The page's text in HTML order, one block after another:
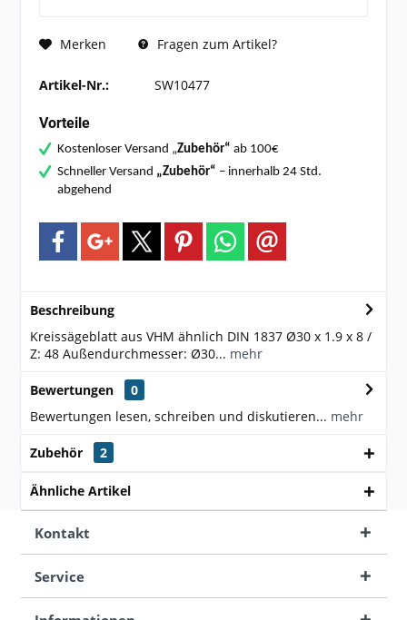
Merken Fragen zum Artikel?
Artikel-Nr.: SW10477
Vorteile
Kostenloser Versand „Zubehör“ ab 100€
Schneller Versand „Zubehör“ – innerhalb 24 Std.
abgehend
Beschreibung
Kreissägeblatt aus VHM ähnlich DIN 1837 Ø30 x 1.9 x 8 /
Z: 48 Außendurchmesser: Ø30... mehr
Bewertungen
0
Bewertungen lesen, schreiben und diskutieren... mehr
Zubehör 2
Ähnliche Artikel
Kontakt
Service